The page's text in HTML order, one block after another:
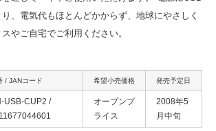
、電気代もほとんどかからず、地球にやさしく
やご自宅でご利用ください。
/ JANコード 希望小売価格 発売予定日
USB-CUP2 /
オープンプ
ライス
2008年5
月中旬